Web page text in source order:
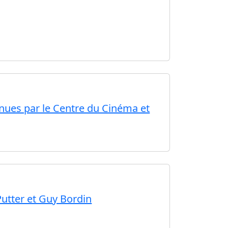
par le Centre du Cinéma et
et Guy Bordin